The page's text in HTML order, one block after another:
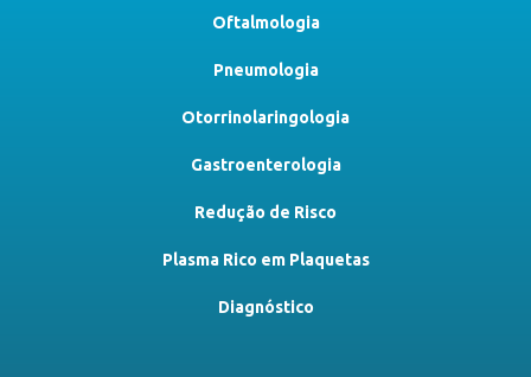
Oftalmologia
Pneumologia
Otorrinolaringologia
Gastroenterologia
Redução de Risco
Plasma Rico em Plaquetas
Diagnóstico